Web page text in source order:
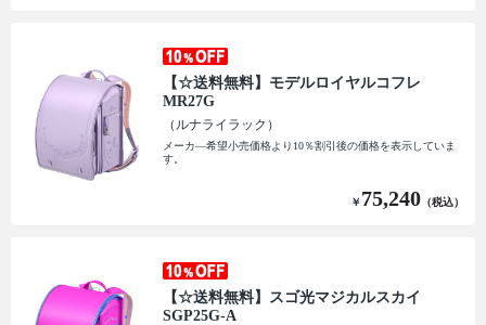
【☆送料無料】モデルロイヤルコフレ
MR27G
（ルナライラック）
メーカ―希望小売価格より10％割引後の価格を表示していま
す。
￥ 75,240 （税込）
【☆送料無料】スゴ光マジカルスカイ
SGP25G-A